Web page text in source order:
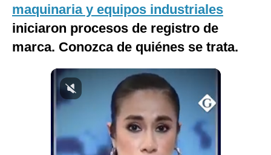
Términos
Y
Condiciones
Política
De
maquinaria y equipos industriales
iniciaron procesos de registro de
marca. Conozca de quiénes se trata.